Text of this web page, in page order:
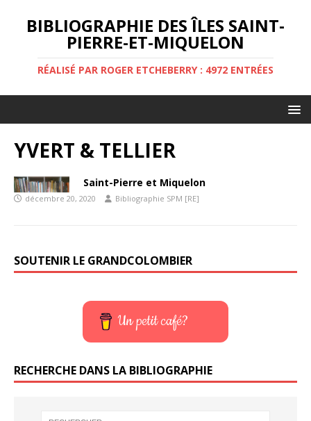
BIBLIOGRAPHIE DES ÎLES SAINT-
PIERRE-ET-MIQUELON
RÉALISÉ PAR ROGER ETCHEBERRY : 4972 ENTRÉES
YVERT & TELLIER
Saint-Pierre et Miquelon
décembre 20, 2020 Bibliographie SPM [RE]
SOUTENIR LE GRANDCOLOMBIER
Un petit café?
RECHERCHE DANS LA BIBLIOGRAPHIE